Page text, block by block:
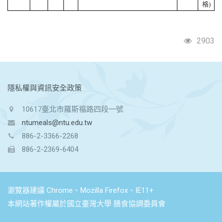
格)
2903
:::
隱私權與資訊安全政策
10617臺北市羅斯福路四段一號
ntumeals@ntu.edu.tw
886-2-3366-2268
886-2-2369-6404
瀏覽器建議 Chrome、Mozilla Firefox、IE11+
本網站著作權屬於國立臺灣大學 膳食協調委員會